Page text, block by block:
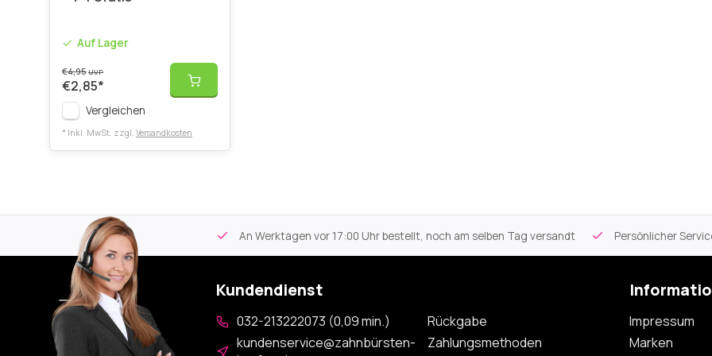
Auf Lager
€4,95UVP
€2,85*
Vergleichen
* Inkl. MwSt. zzgl. Versandkosten
Kostenloser Versand An Werktagen vor 17:00 Uhr bestellt, noch am selben Tag versandt Persönlicher
Kundendienst
032-213222073 (0,09 min.)
kundenservice@zahnbürsten-
Rückgabe
Zahlungsmethoden
Impressum
Marken